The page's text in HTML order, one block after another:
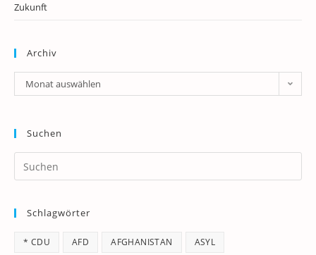
Zukunft
Archiv
Archiv
Monat auswählen
Suchen
Schlagwörter
* CDU AFD AFGHANISTAN ASYL